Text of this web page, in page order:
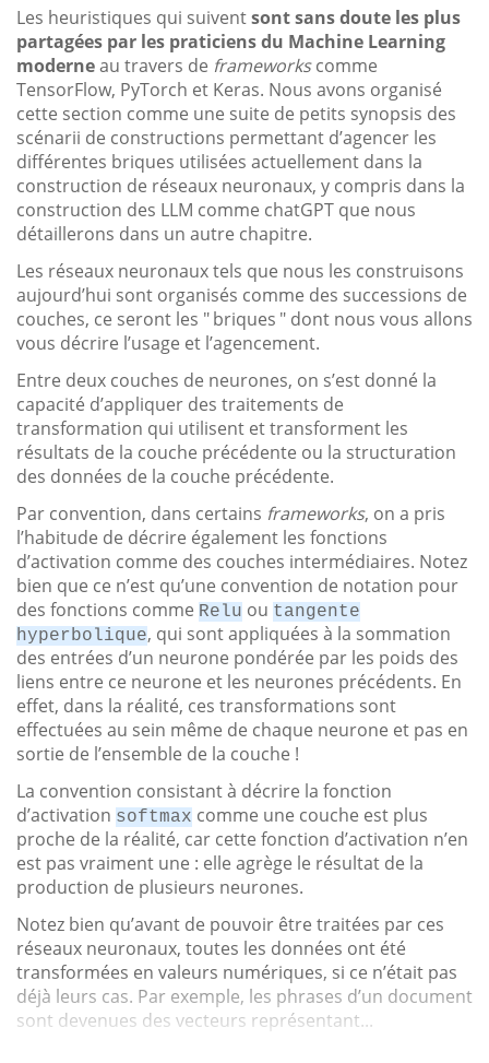
Les heuristiques qui suiventsont sans doute les plus
partagées par les praticiens du Machine Learning
moderneau travers de frameworkscomme
TensorFlow, PyTorch et Keras. Nous avons organisé
cette section comme une suite de petits synopsis des
scénarii de constructions permettant d’agencer les
différentes briques utilisées actuellement dans la
construction de réseaux neuronaux, y compris dans la
construction des LLM comme chatGPT que nous
détaillerons dans un autre chapitre.
Les réseaux neuronaux tels que nous les construisons
aujourd’hui sont organisés comme des successions de
couches, ce seront les " briques " dont nous vous allons
vous décrire l’usage et l’agencement.
Entre deux couches de neurones, on s’est donné la
capacité d’appliquer des traitements de
transformation qui utilisent et transforment les
résultats de la couche précédente ou la structuration
des données de la couche précédente.
Par convention, dans certains frameworks, on a pris
l’habitude de décrire également les fonctions
d’activation comme des couches intermédiaires. Notez
bien que ce n’est qu’une convention de notation pour
des fonctions comme Relu ou tangente
hyperbolique, qui sont appliquées à la sommation
des entrées d’un neurone pondérée par les poids des
liens entre ce neurone et les neurones précédents. En
effet, dans la réalité, ces transformations sont
effectuées au sein même de chaque neurone et pas en
sortie de l’ensemble de la couche !
La convention consistant à décrire la fonction
d’activation softmax comme une couche est plus
proche de la réalité, car cette fonction d’activation n’en
est pas vraiment une : elle agrège le résultat de la
production de plusieurs neurones.
Notez bien qu’avant de pouvoir être traitées par ces
réseaux neuronaux, toutes les données ont été
transformées en valeurs numériques, si ce n’était pas
déjà leurs cas. Par exemple, les phrases d’un document
sont devenues des vecteurs représentant...